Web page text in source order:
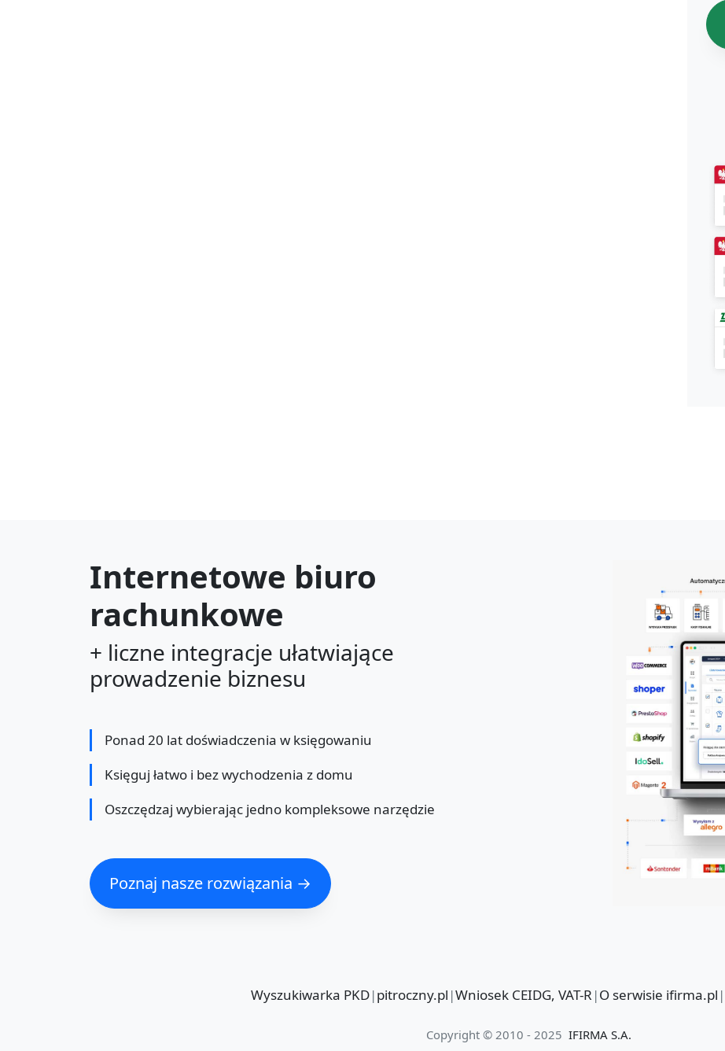
Internetowe biuro
rachunkowe
+ liczne integracje ułatwiające
prowadzenie biznesu
Ponad 20 lat doświadczenia w księgowaniu
Księguj łatwo i bez wychodzenia z domu
Oszczędzaj wybierając jedno kompleksowe narzędzie
Poznaj nasze rozwiązania →
Wyszukiwarka PKD|pitroczny.pl |Wniosek CEIDG, VAT-R |O serwisie ifirma.pl |
Copyright © 2010 - 2025 IFIRMA S.A.